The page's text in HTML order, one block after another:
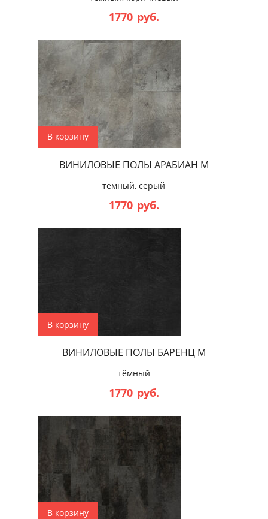
1770 руб.
В корзину
ВИНИЛОВЫЕ ПОЛЫ АРАБИАН М
тёмный, серый
1770 руб.
В корзину
ВИНИЛОВЫЕ ПОЛЫ БАРЕНЦ М
тёмный
1770 руб.
В корзину